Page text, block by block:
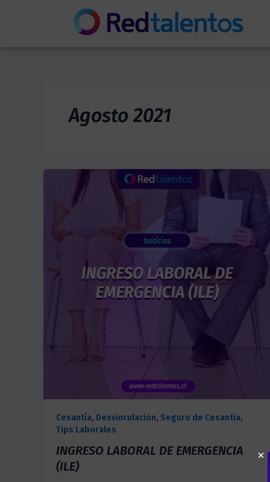
Agosto 2021
Cesantía, Desvinculación, Seguro de Cesantía,
Tips Laborales
INGRESO LABORAL DE EMERGENCIA
(ILE)